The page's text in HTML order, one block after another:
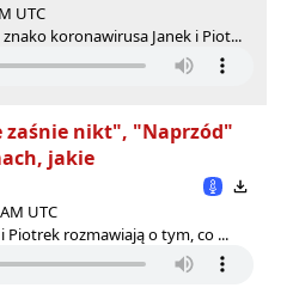
UTC
koronawirusa Janek i Piot...
zaśnie nikt", "Naprzód"
jakie
UTC
Piotrek rozmawiają o tym, co ...